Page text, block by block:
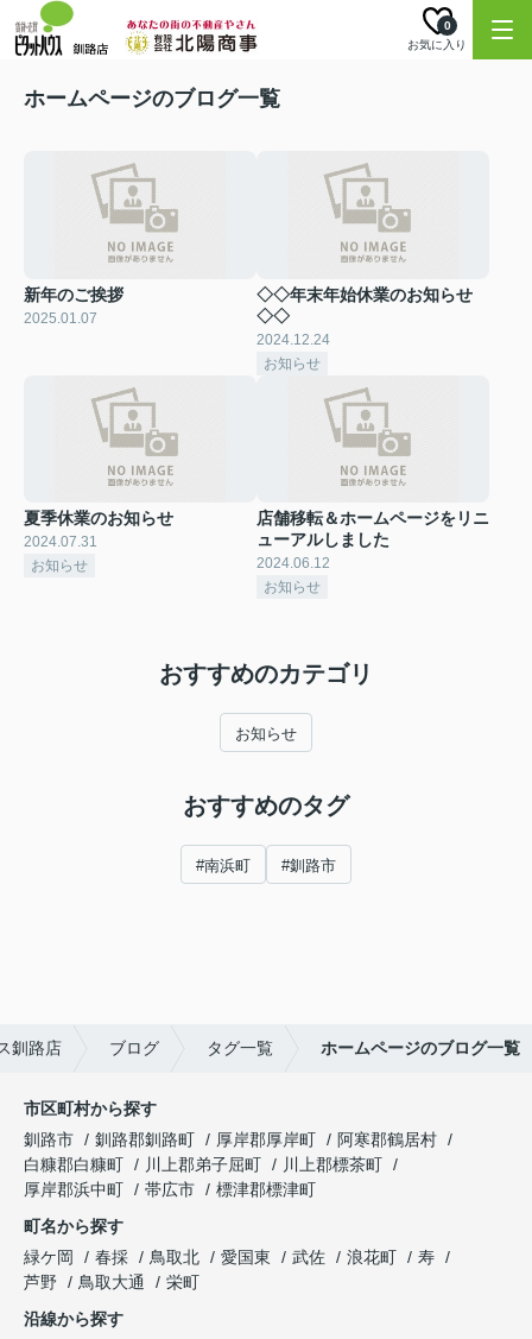
お気に入り
0
ホームページのブログ一覧
新年のご挨拶
2025.01.07
◇◇年末年始休業のお知らせ
◇◇
2024.12.24
お知らせ
夏季休業のお知らせ
2024.07.31
お知らせ
店舗移転＆ホームページをリニ
ューアルしました
2024.06.12
お知らせ
おすすめのカテゴリ
お知らせ
おすすめのタグ
#南浜町 #釧路市
釧路店 ブログ タグ一覧 ホームページのブログ一覧
市区町村から探す
釧路市
釧路郡釧路町 厚岸郡厚岸町
阿寒郡鶴居村
白糠郡白糠町
川上郡弟子屈町
川上郡標茶町
厚岸郡浜中町
帯広市
標津郡標津町
町名から探す
緑ケ岡
春採 鳥取北 愛国東 武佐 浪花町
寿
芦野
鳥取大通
栄町
沿線から探す